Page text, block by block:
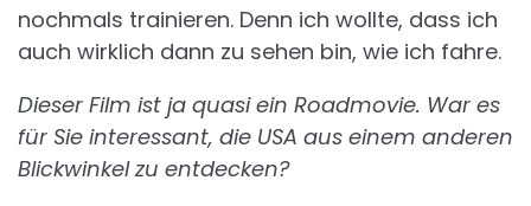
nochmals trainieren. Denn ich wollte, dass ich
auch wirklich dann zu sehen bin, wie ich fahre.
Dieser Film ist ja quasi ein Roadmovie. War es
für Sie interessant, die USA aus einem anderen
Blickwinkel zu entdecken?